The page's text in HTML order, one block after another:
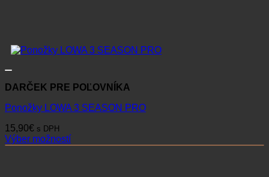
DARČEK PRE POĽOVNÍKA
Ponožky LOWA 3 SEASON PRO
15,90€ s DPH
Výber možností
Tento